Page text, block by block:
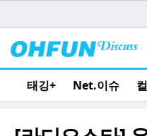
태깅+ Net.이슈